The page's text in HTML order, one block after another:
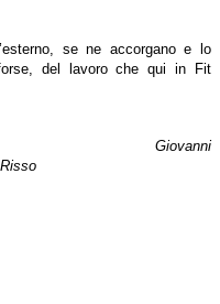
se ne accorgano e lo
del lavoro che qui in Fit
Giovanni
Risso